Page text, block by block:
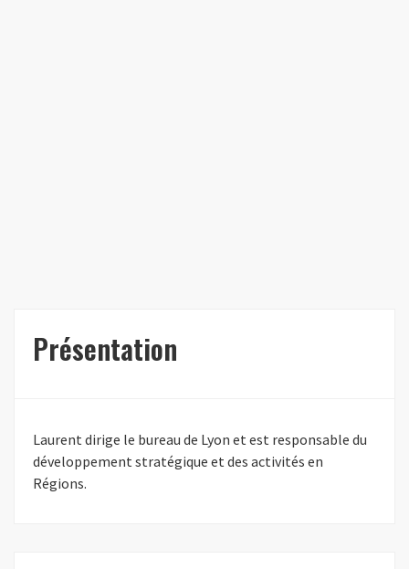
Présentation
Laurent dirige le bureau de Lyon et est responsable du
développement stratégique et des activités en
Régions.